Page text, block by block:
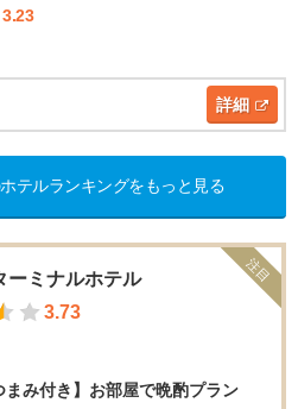
3.23
詳細
テルランキングをもっと見る
ーミナルホテル
3.73
まみ付き】お部屋で晩酌プラン
注目